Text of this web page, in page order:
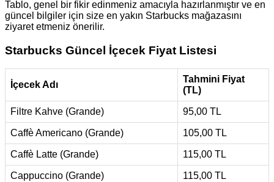
Tablo, genel bir fikir edinmeniz amacıyla hazırlanmıştır ve en
güncel bilgiler için size en yakın Starbucks mağazasını
ziyaret etmeniz önerilir.
Starbucks Güncel İçecek Fiyat Listesi
İçecek Adı
Tahmini Fiyat
(TL)
Filtre Kahve (Grande) 95,00 TL
Caffè Americano (Grande) 105,00 TL
Caffè Latte (Grande) 115,00 TL
Cappuccino (Grande) 115,00 TL